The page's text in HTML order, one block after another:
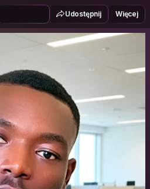
Udostępnij Więcej